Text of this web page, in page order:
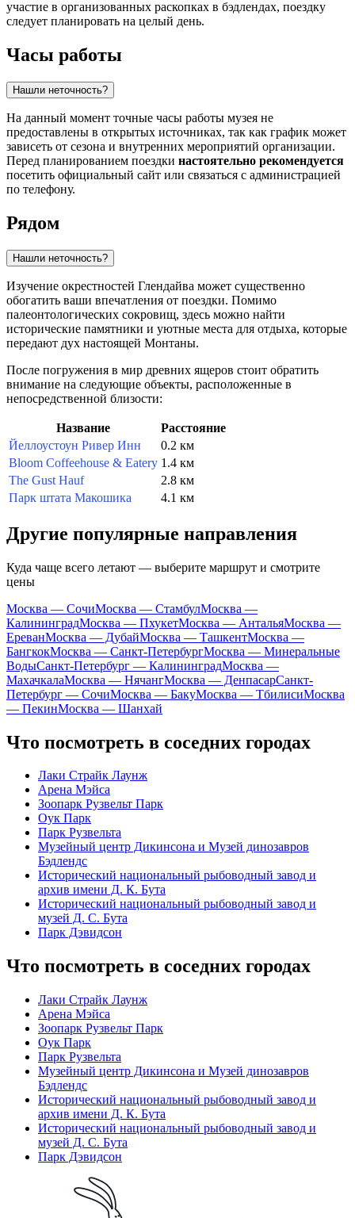
участие в организованных раскопках в бэдлендах, поездку
следует планировать на целый день.
Часы работы
Нашли неточность?
На данный момент точные часы работы музея не
предоставлены в открытых источниках, так как график может
зависеть от сезона и внутренних мероприятий организации.
Перед планированием поездки настоятельно рекомендуется
посетить официальный сайт или связаться с администрацией
по телефону.
Рядом
Нашли неточность?
Изучение окрестностей Глендайва может существенно
обогатить ваши впечатления от поездки. Помимо
палеонтологических сокровищ, здесь можно найти
исторические памятники и уютные места для отдыха, которые
передают дух настоящей Монтаны.
После погружения в мир древних ящеров стоит обратить
внимание на следующие объекты, расположенные в
непосредственной близости:
Название
Расстояние
Йеллоустоун Ривер Инн
0.2 км
Bloom Coffeehouse & Eatery 1.4 км
The Gust Hauf
2.8 км
Парк штата Макошика
4.1 км
Другие популярные направления
Куда чаще всего летают — выберите маршрут и смотрите
цены
Москва — СочиМосква — СтамбулМосква —
КалининградМосква — ПхукетМосква — АнтальяМосква —
ЕреванМосква — ДубайМосква — ТашкентМосква —
БангкокМосква — Санкт-ПетербургМосква — Минеральные
ВодыСанкт-Петербург — КалининградМосква —
МахачкалаМосква — НячангМосква — ДенпасарСанкт-
Петербург — СочиМосква — БакуМосква — ТбилисиМосква
— ПекинМосква — Шанхай
Что посмотреть в соседних городах
Лаки Страйк Лаунж
Арена Мэйса
Зоопарк Рузвельт Парк
Оук Парк
Парк Рузвельта
Музейный центр Дикинсона и Музей динозавров
Бэдлендс
Исторический национальный рыбоводный завод и
архив имени Д. К. Бута
Исторический национальный рыбоводный завод и
музей Д. С. Бута
Парк Дэвидсон
Что посмотреть в соседних городах
Лаки Страйк Лаунж
Арена Мэйса
Зоопарк Рузвельт Парк
Оук Парк
Парк Рузвельта
Музейный центр Дикинсона и Музей динозавров
Бэдлендс
Исторический национальный рыбоводный завод и
архив имени Д. К. Бута
Исторический национальный рыбоводный завод и
музей Д. С. Бута
Парк Дэвидсон